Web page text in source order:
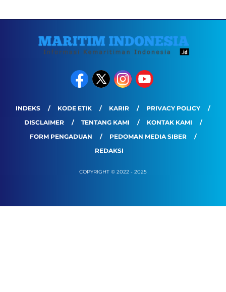
INDEKS KODE ETIK KARIR
PRIVACY POLICY
DISCLAIMER
TENTANG KAMI
KONTAK KAMI
FORM PENGADUAN
PEDOMAN MEDIA SIBER
REDAKSI
COPYRIGHT © 2022 - 2025